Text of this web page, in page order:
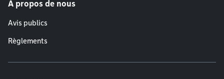
À propos de nous
Avis publics
Règlements